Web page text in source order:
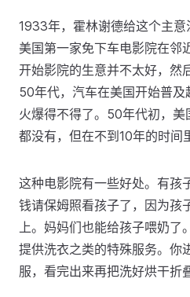
1933年，霍林谢德给这个主意
美国第一家免下车电影院在邻
开始影院的生意并不太好，然
50年代，汽车在美国开始普
火爆得不得了。50年代初，
都没有，但在不到10年的时间
这种电影院有一些好处。有孩
钱请保姆照看孩子了，因为孩
上。妈妈们也能给孩子喂奶了
提供洗衣之类的特殊服务。你
服，看完出来再把洗好烘干折